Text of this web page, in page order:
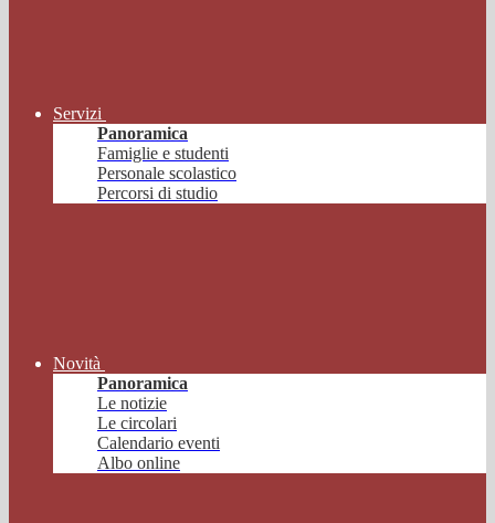
Servizi
Panoramica
Famiglie e studenti
Personale scolastico
Percorsi di studio
Novità
Panoramica
Le notizie
Le circolari
Calendario eventi
Albo online